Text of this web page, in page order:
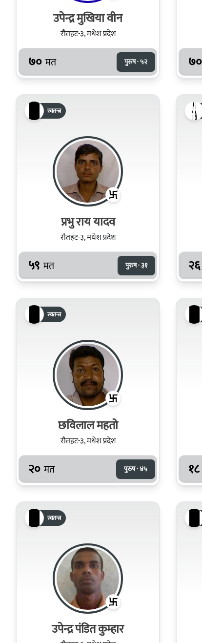
उपेन्द्र मुखिया वीन
रौतहट-३, मधेश प्रदेश
७० मत पुरुष · ५२ ७०
स्वतन्त्र
प्रभु राय यादव
रौतहट-३, मधेश प्रदेश
५९ मत पुरुष · ३१ २६
स्वतन्त्र
छविलाल महतो
रौतहट-३, मधेश प्रदेश
२० मत पुरुष · ४५ १८
स्वतन्त्र
उपेन्द्र पंडित कुम्हार